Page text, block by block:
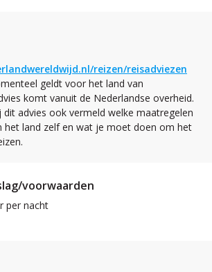
reizen/reisadviezen
geldt voor het land van
komt vanuit de Nederlandse overheid.
advies ook vermeld welke maatregelen
het land zelf en wat je moet doen om het
voorwaarden
per nacht